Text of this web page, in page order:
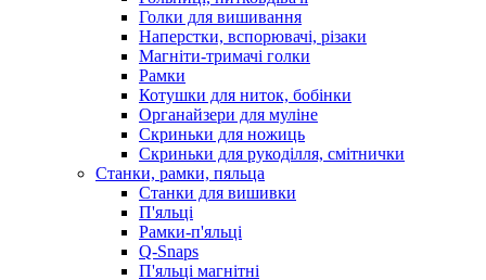
Голки для вишивання
Наперстки, вспорювачі, різаки
Магніти-тримачі голки
Рамки
Котушки для ниток, бобінки
Органайзери для муліне
Скриньки для ножиць
Скриньки для рукоділля, смітнички
Станки, рамки, пяльца
Станки для вишивки
П'яльці
Рамки-п'яльці
Q-Snaps
П'яльці магнітні